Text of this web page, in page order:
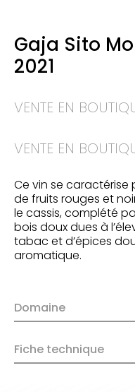
Gaja Sito
2021
VENTE EN
VENTE EN
Ce vin se
de fruits rouges et
le cassis, complété
bois doux dues à
tabac et d’épices
aromatique.
Domaine
Fiche technique